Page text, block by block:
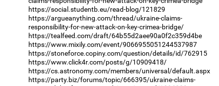
https://social.studentb.eu/read-blog/121829
https://argueanything.com/thread/ukraine-claims-
responsibility-for-new-attack-on-key-crimea-bridge/
https://tealfeed.com/draft/64b55d2aee90a0f2c359d4be
https://www.mixily.com/event/9066955051244537987
https://stoneforce.copiny.com/question/details/id/762915
https://www.click4r.com/posts/g/10909418/
https://cs.astronomy.com/members/universal/default.aspx
https://party.biz/forums/topic/666395/ukraine-claims-